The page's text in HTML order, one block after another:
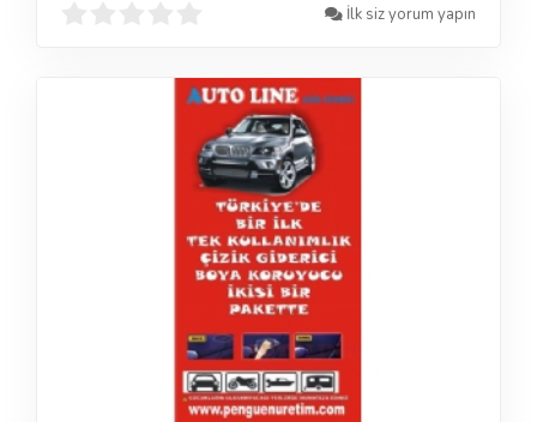
İlk siz yorum yapın